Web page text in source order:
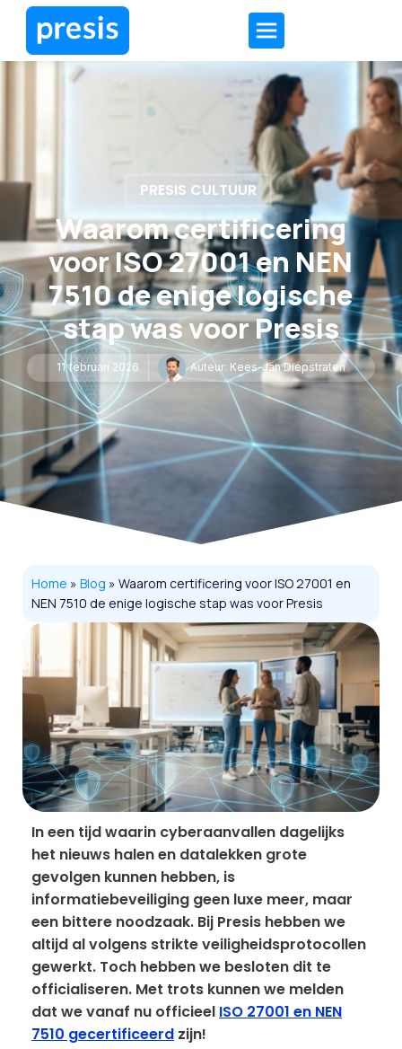
PRESIS CULTUUR
Waarom certificering
voor ISO 27001 en NEN
7510 de enige logische
stap was voor Presis
11 februari 2026 Auteur: Kees-Jan Diepstraten
Home » Blog » Waarom certificering voor ISO 27001 en
NEN 7510 de enige logische stap was voor Presis
In een tijd waarin cyberaanvallen dagelijks
het nieuws halen en datalekken grote
gevolgen kunnen hebben, is
informatiebeveiliging geen luxe meer, maar
een bittere noodzaak. Bij Presis hebben we
altijd al volgens strikte veiligheidsprotocollen
gewerkt. Toch hebben we besloten dit te
officialiseren. Met trots kunnen we melden
dat we vanaf nu officieel ISO 27001 en NEN
7510 gecertificeerd zijn!